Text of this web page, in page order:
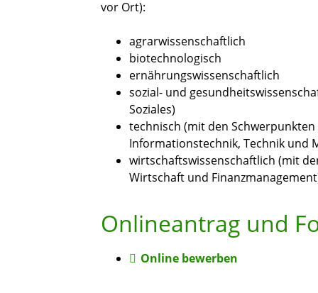
vor Ort):
agrarwissenschaftlich
biotechnologisch
ernährungswissenschaftlich
sozial- und
Soziales)
technisch (mit den
Informationstechnik, Technik und
wirtschaftswissenschaftlich (mit
Wirtschaft und
Onlineantrag und
Online bewerben